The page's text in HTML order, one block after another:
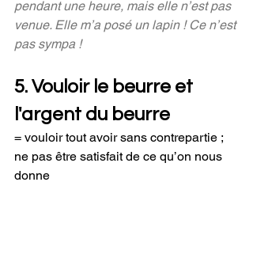
pendant une heure, mais elle n’est pas
venue. Elle m’a posé un lapin ! Ce n’est
pas sympa !
5. Vouloir le beurre et
l'argent du beurre
= vouloir tout avoir sans contrepartie ;
ne pas être satisfait de ce qu’on nous
donne